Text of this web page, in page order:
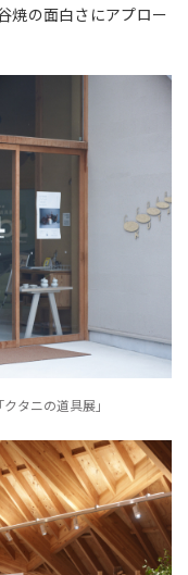
焼の面白さにアプロー
タニの道具展」